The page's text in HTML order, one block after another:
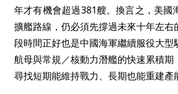
年才有機會超過381艘。換言之，美國
擴艦路線，仍必須先撐過未來十年左右
段時間正好也是中國海軍繼續服役大型
航母與常規／核動力潛艦的快速累積期
尋找短期能維持戰力、長期也能重建產